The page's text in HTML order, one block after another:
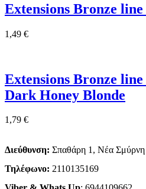
Extensions Bronze
1,49 €
Extensions Bronze
Dark Honey Blonde
1,79 €
Διεύθυνση: Σπαθάρη 1, Νέα Σμύρνη
Τηλέφωνο: 2110135169